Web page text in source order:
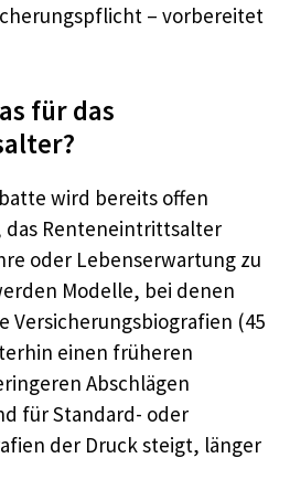
– vorbereitet
für das
wird bereits offen
das Renteneintrittsalter
oder Lebenserwartung zu
Modelle, bei denen
Versicherungsbiografien (45
einen früheren
Abschlägen
für Standard- oder
der Druck steigt, länger